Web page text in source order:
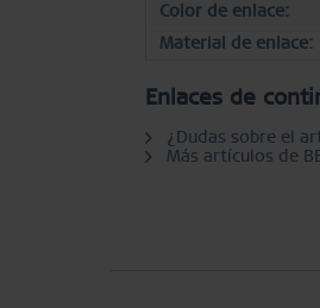
Color de enlace:
Material de enlace:
Enlaces de
¿Dudas sobre el
Más artículos de